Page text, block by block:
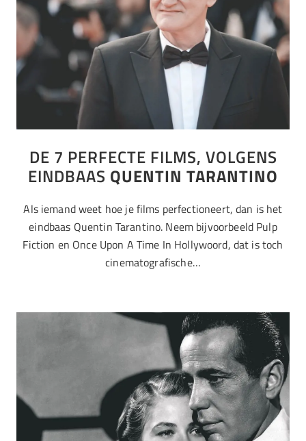
DE 7 PERFECTE FILMS, VOLGENS
EINDBAAS QUENTIN TARANTINO
Als iemand weet hoe je films perfectioneert, dan is het
eindbaas Quentin Tarantino. Neem bijvoorbeeld Pulp
Fiction en Once Upon A Time In Hollywoord, dat is toch
cinematografische…